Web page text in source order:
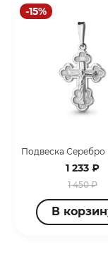
-15%
1 233 ₽
1 450 ₽
В